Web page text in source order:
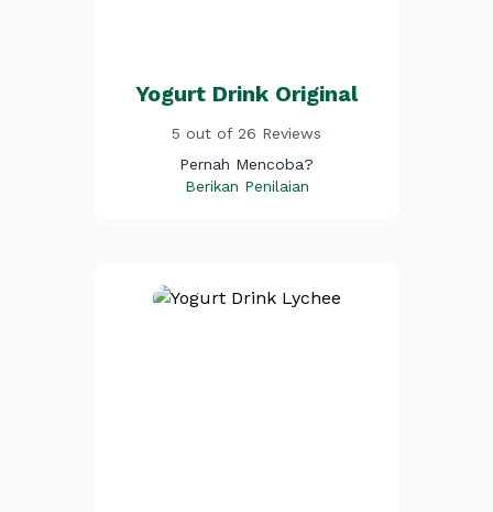
Yogurt Drink Original
5 out of 26 Reviews
Pernah Mencoba?
Berikan Penilaian